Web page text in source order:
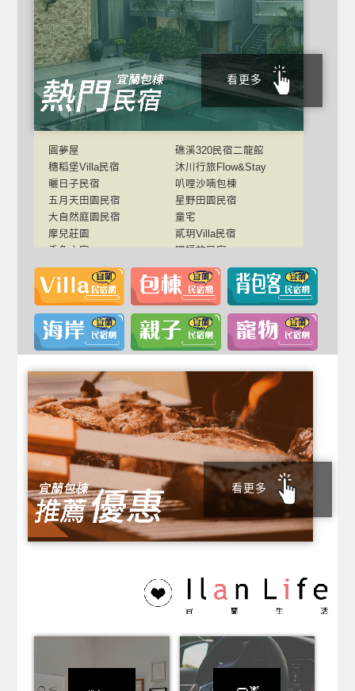
看更多
圓夢屋
礁溪320民宿二龍館
穗稻堡Villa民宿
沐川行旅Flow&Stay
曬日子民宿
叭哩沙喃包棟
五月天田園民宿
星野田園民宿
大自然庭園民宿
童宅
摩兒莊園
貳玥Villa民宿
香魚之家
嘿福放民宿
1968會館
圓舞曲(塔客E宿)
聖荷緹親子渡假城堡
KK Villa渡假民宿
搗搗玩民宿
澐沛居
雲湘居
小葉院子民宿
稻邸民宿
山青Villa
田野居民宿
Chill嗨嗨民宿
星湖森活
慢悠瘋民宿
畢卡索民宿
看更多